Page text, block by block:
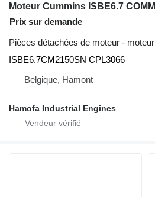
Prix sur demande
Pièces détachées de moteur - moteur
ISBE6.7CM2150SN CPL3066
Belgique, Hamont
Hamofa Industrial Engines